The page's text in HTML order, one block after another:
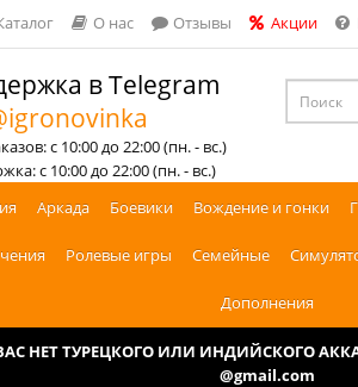
О нас Отзывы Акции
в Telegram
с 10:00 до 22:00 (пн. - вс.)
с 10:00 до 22:00 (пн. - вс.)
Аркада Боевики Вождение и гонки
Ролевые игры Семейные
Дополнения
НЕТ ТУРЕЦКОГО ИЛИ ИНДИЙСКОГО
@gmail.com